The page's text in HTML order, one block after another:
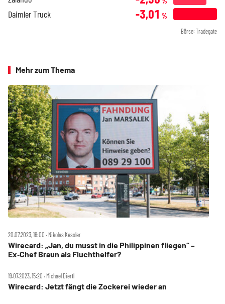
Daimler Truck -3,01 %
Börse: Tradegate
Mehr zum Thema
20.07.2023, 16:00 ‧ Nikolas Kessler
Wirecard: „Jan, du musst in die Philippinen fliegen“ –
Ex‑Chef Braun als Fluchthelfer?
19.07.2023, 15:20 ‧ Michael Diertl
Wirecard: Jetzt fängt die Zockerei wieder an